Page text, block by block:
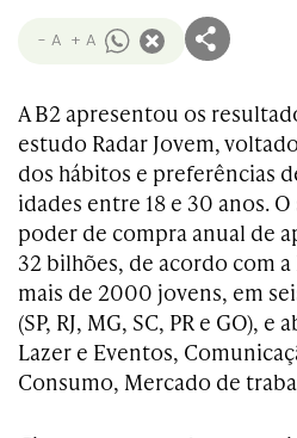
- A + A
A B2 apresentou os
estudo Radar Jovem,
dos hábitos e preferências
idades entre 18 e 30 anos.
poder de compra anual de
32 bilhões, de acordo com
mais de 2000 jovens, em
(SP, RJ, MG, SC, PR e GO),
Lazer e Eventos,
Consumo, Mercado de